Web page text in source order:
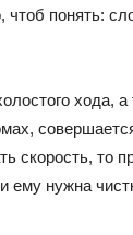
чтоб понять:
хода, а
скорость, то
ему нужна